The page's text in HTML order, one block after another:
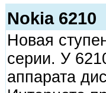
Nokia 6210
Новая
серии. У
аппарата